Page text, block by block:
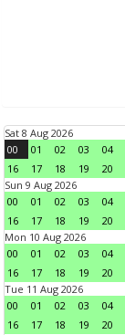
Sat 8 Aug 2026
00
01 02 03 04
16
17 18 19 20
Sun 9 Aug 2026
00
01 02 03 04
16
17 18 19 20
Mon 10 Aug 2026
00
01 02 03 04
16
17 18 19 20
Tue 11 Aug 2026
00
01 02 03 04
16
17 18 19 20